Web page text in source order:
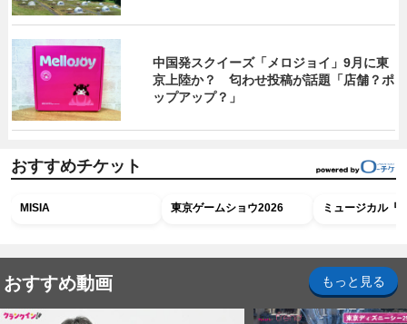
中国発スクイーズ「メロジョイ」9月に東
京上陸か？ 匂わせ投稿が話題「店舗？ポ
ップアップ？」
おすすめチケット
MISIA 東京ゲームショウ2026 ミュージカル『
おすすめ動画 もっと見る